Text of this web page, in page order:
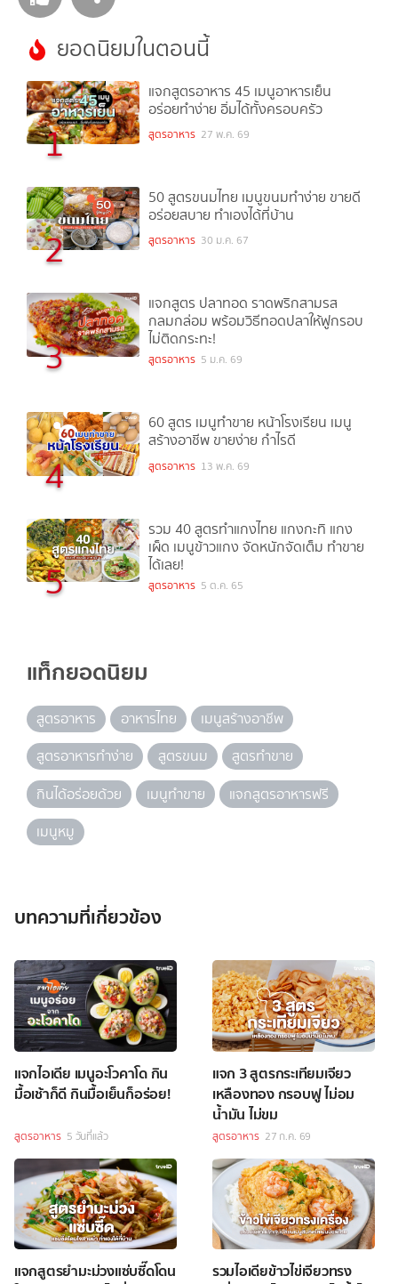
ยอดนิยมในตอนนี้
1
แจกสูตรอาหาร 45 เมนูอาหารเย็น
อร่อยทำง่าย อิ่มได้ทั้งครอบครัว
สูตรอาหาร 27 พ.ค. 69
2
50 สูตรขนมไทย เมนูขนมทำง่าย ขายดี
อร่อยสบาย ทำเองได้ที่บ้าน
สูตรอาหาร 30 ม.ค. 67
3
แจกสูตร ปลาทอด ราดพริกสามรส
กลมกล่อม พร้อมวิธีทอดปลาให้ฟูกรอบ
ไม่ติดกระทะ!
สูตรอาหาร 5 ม.ค. 69
4
60 สูตร เมนูทำขาย หน้าโรงเรียน เมนู
สร้างอาชีพ ขายง่าย กำไรดี
สูตรอาหาร 13 พ.ค. 69
5
รวม 40 สูตรทำแกงไทย แกงกะทิ แกง
เผ็ด เมนูข้าวแกง จัดหนักจัดเต็ม ทำขาย
ได้เลย!
สูตรอาหาร 5 ต.ค. 65
แท็กยอดนิยม
สูตรอาหาร อาหารไทย
เมนูสร้างอาชีพ
สูตรอาหารทำง่าย
สูตรขนม
สูตรทำขาย
กินได้อร่อยด้วย
เมนูทำขาย
แจกสูตรอาหารฟรี
เมนูหมู
บทความที่เกี่ยวข้อง
แจกไอเดีย เมนูอะโวคาโด กิน
มื้อเช้าก็ดี กินมื้อเย็นก็อร่อย!
สูตรอาหาร 5 วันที่แล้ว
แจก 3 สูตรกระเทียมเจียว
เหลืองทอง กรอบฟู ไม่อม
น้ำมัน ไม่ขม
สูตรอาหาร 27 ก.ค. 69
แจกสูตรยำมะม่วงแซ่บซี๊ดโดน
รวมไอเดียข้าวไข่เจียวทรง